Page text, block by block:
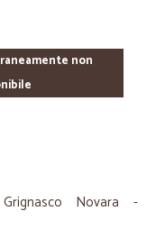
non
Novara -